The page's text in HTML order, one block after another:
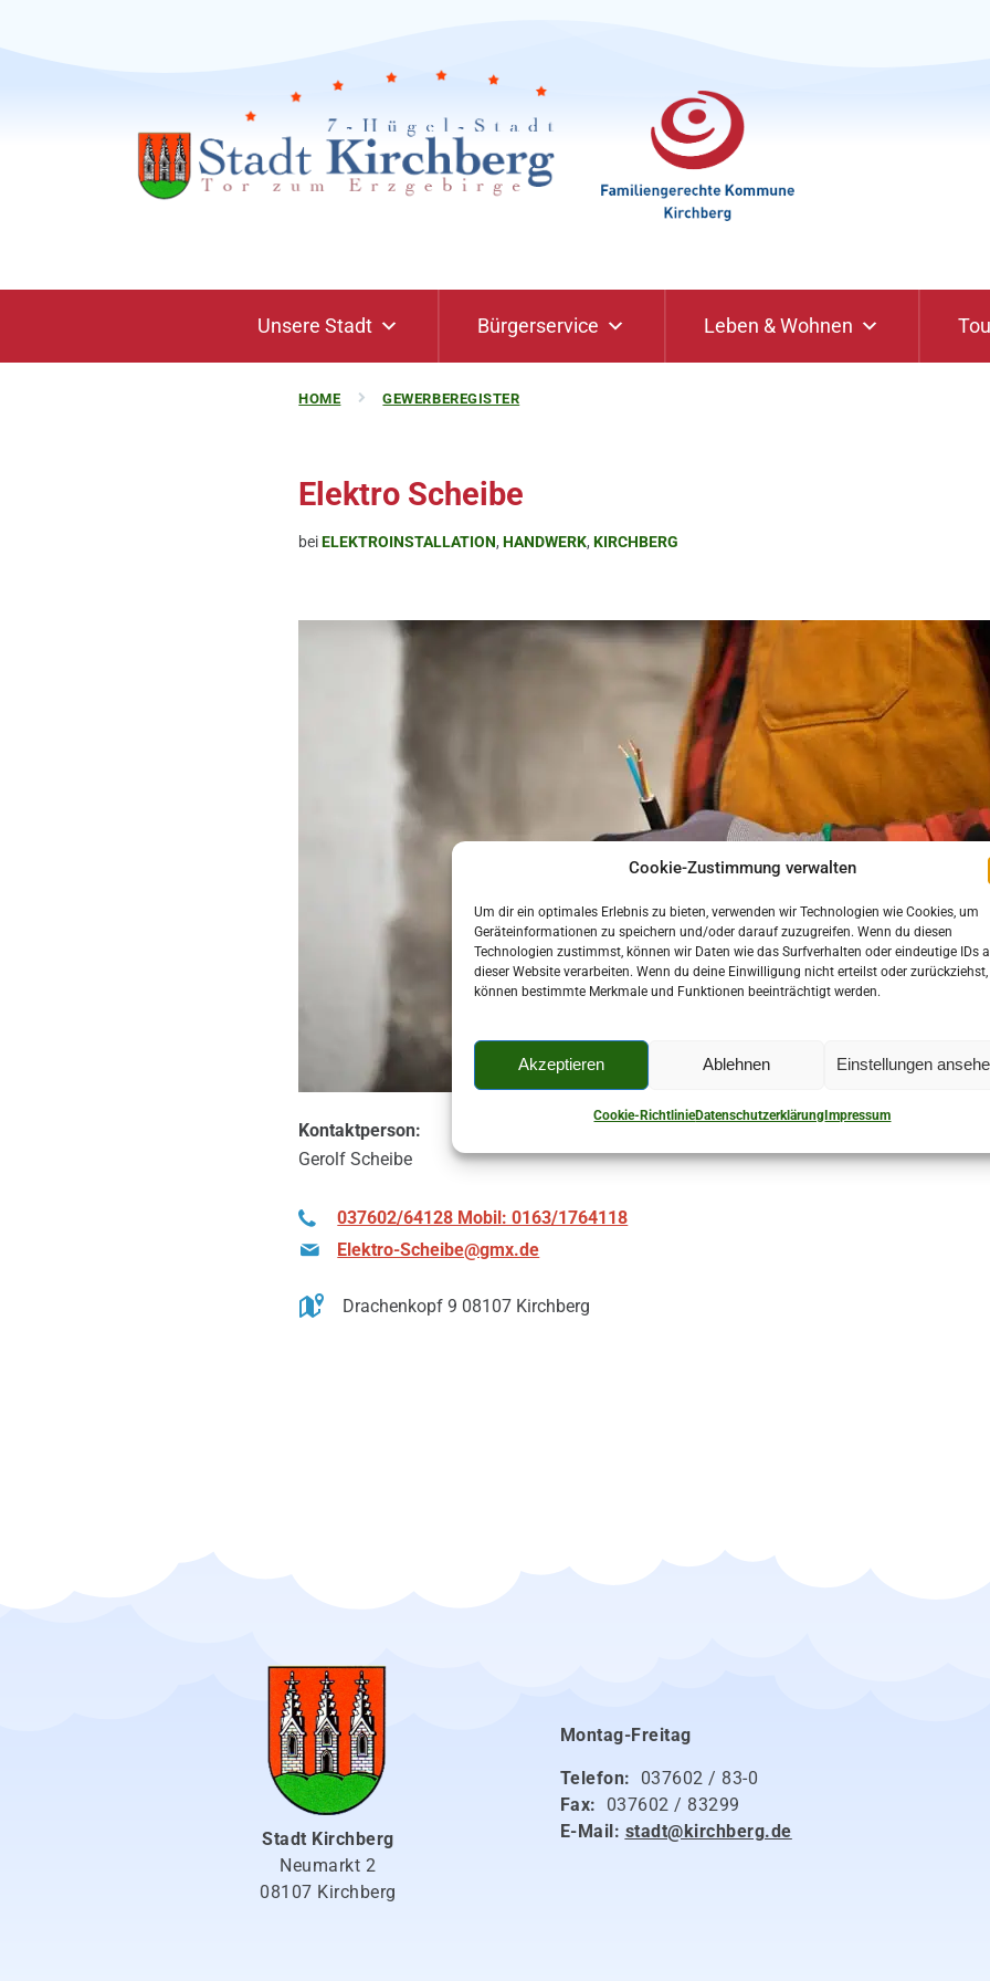
Cookie-Zustimmung verwalten
Um dir ein optimales Erlebnis zu bieten, verwenden wir Technologien wie Cookies, um
Geräteinformationen zu speichern und/oder darauf zuzugreifen. Wenn du diesen
Technologien zustimmst, können wir Daten wie das Surfverhalten oder eindeutige IDs
dieser Website verarbeiten. Wenn du deine Einwilligung nicht erteilst oder zurückziehst,
können bestimmte Merkmale und Funktionen beeinträchtigt werden.
Akzeptieren Ablehnen Einstellungen
Cookie-RichtlinieDatenschutzerklärungImpressum
Unsere Stadt Bürgerservice Leben & Wohnen
HOME GEWERBEREGISTER
Elektro Scheibe
beiELEKTROINSTALLATION,HANDWERK,KIRCHBERG
Kontaktperson:
Gerolf Scheibe
037602/64128 Mobil: 0163/1764118
Elektro-Scheibe@gmx.de
Drachenkopf 9 08107 Kirchberg
Stadt Kirchberg
Neumarkt 2
08107 Kirchberg
Montag-Freitag
Telefon: 037602 / 83-0
Fax: 037602 / 83299
E-Mail: stadt@kirchberg.de